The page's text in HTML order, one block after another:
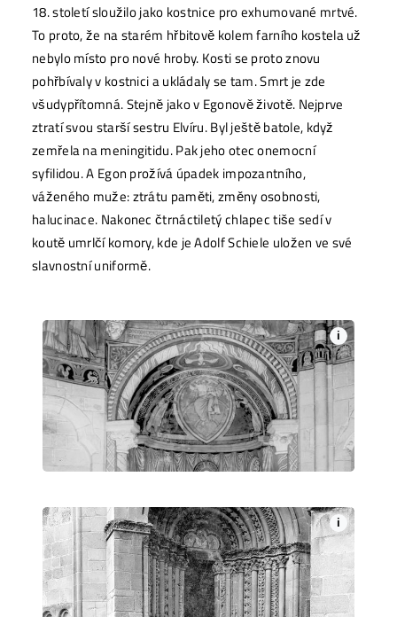
18. století sloužilo jako kostnice pro exhumované mrtvé.
To proto, že na starém hřbitově kolem farního kostela už
nebylo místo pro nové hroby. Kosti se proto znovu
pohřbívaly v kostnici a ukládaly se tam. Smrt je zde
všudypřítomná. Stejně jako v Egonově životě. Nejprve
ztratí svou starší sestru Elvíru. Byl ještě batole, když
zemřela na meningitidu. Pak jeho otec onemocní
syfilidou. A Egon prožívá úpadek impozantního,
váženého muže: ztrátu paměti, změny osobnosti,
halucinace. Nakonec čtrnáctiletý chlapec tiše sedí v
koutě umrlčí komory, kde je Adolf Schiele uložen ve své
slavnostní uniformě.
i
i